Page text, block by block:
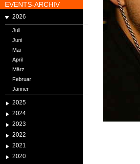
EVENTS-ARCHIV
2026
Juli
Juni
Mai
April
März
Februar
Jänner
2025
2024
2023
2022
2021
2020